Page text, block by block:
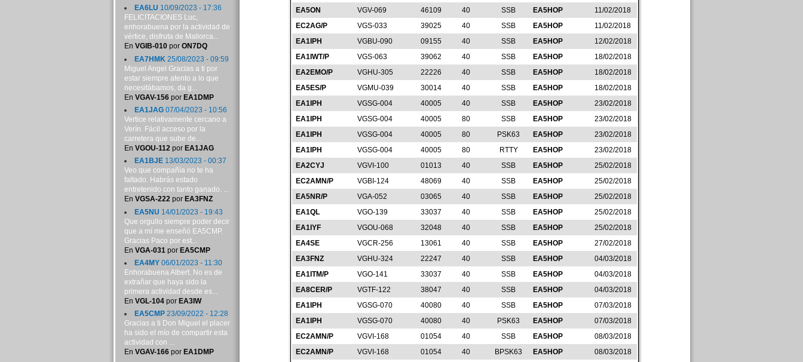
EA5ON
VGV-069 46109 40 SSB EA5HOP
11/02/2018
EC2AG/P
VGS-033 39025 40 SSB EA5HOP
11/02/2018
EA1IPH
VGBU-090 09155 40 SSB EA5HOP
12/02/2018
EA1IWT/P
VGS-063 39062 40 SSB EA5HOP
18/02/2018
EA2EMO/P
VGHU-305 22226 40 SSB EA5HOP
18/02/2018
EA5ES/P
VGMU-039 30014 40 SSB EA5HOP
18/02/2018
EA1IPH
VGSG-004 40005 40 SSB EA5HOP
23/02/2018
EA1IPH
VGSG-004 40005 80 SSB EA5HOP
23/02/2018
EA1IPH
VGSG-004 40005 80 PSK63 EA5HOP
23/02/2018
EA1IPH
VGSG-004 40005 80 RTTY EA5HOP
23/02/2018
EA2CYJ
VGVI-100 01013 40 SSB EA5HOP
25/02/2018
EC2AMN/P
VGBI-124 48069 40 SSB EA5HOP
25/02/2018
EA5NR/P
VGA-052 03065 40 SSB EA5HOP
25/02/2018
EA1QL
VGO-139 33037 40 SSB EA5HOP
25/02/2018
EA1IYF
VGOU-068 32048 40 SSB EA5HOP
25/02/2018
EA4SE
VGCR-256 13061 40 SSB EA5HOP
27/02/2018
EA3FNZ
VGHU-324 22247 40 SSB EA5HOP
04/03/2018
EA1ITM/P
VGO-141 33037 40 SSB EA5HOP
04/03/2018
EA8CER/P
VGTF-122 38047 40 SSB EA5HOP
04/03/2018
EA1IPH
VGSG-070 40080 40 SSB EA5HOP
07/03/2018
EA1IPH
VGSG-070 40080 40 PSK63 EA5HOP
07/03/2018
EC2AMN/P
VGVI-168 01054 40 SSB EA5HOP
08/03/2018
EC2AMN/P
VGVI-168 01054 40 BPSK63 EA5HOP
08/03/2018
EA6LU 10/09/2023 - 17:36
FELICITACIONES Luc,
enhorabuena por la actividad de
vértice, disfruta de Mallorca...
En VGIB-010por ON7DQ
EA7HMK 25/08/2023 - 09:59
Miguel Angel Gracias a ti por
estar siempre atento a lo que
necesitábamos, da g...
En VGAV-156por EA1DMP
EA1JAG07/04/2023 - 10:56
Vertice relativamente cercano a
Verín. Fácil acceso por la
carretera que sube de...
En VGOU-112por EA1JAG
EA1BJE13/03/2023 - 00:37
Veo que compañía no te ha
faltado. Habrás estado
entretenido con tanto ganado. ...
En VGSA-222por EA3FNZ
EA5NU 14/01/2023 - 19:43
Que orgullo siempre poder decir
que a mí me enseñó EA5CMP.
Gracias Paco por est...
En VGA-031 por EA5CMP
EA4MY06/01/2023 - 11:30
Enhorabuena Albert. No es de
extrañar que haya sido la
primera actividad desde es...
En VGL-104por EA3IW
EA5CMP23/09/2022 - 12:28
Gracias a ti Don Miguel el placer
ha sido el mío de compartir esta
actividad con ...
En VGAV-166por EA1DMP